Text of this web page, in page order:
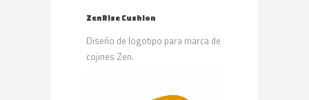
ZenRise Cushion
Diseño de logotipo para marca de
cojines Zen.